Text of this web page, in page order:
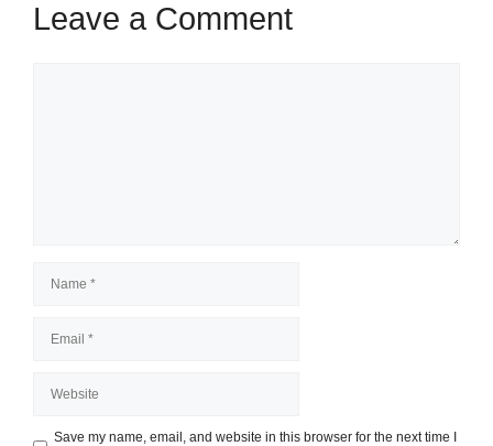
Leave a Comment
Save my name, email, and website in this browser for the next time I